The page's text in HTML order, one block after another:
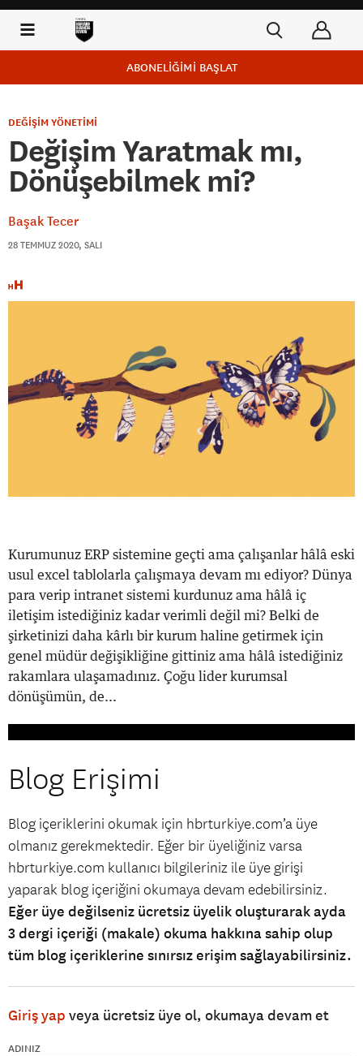
ABONELİĞİMİ BAŞLAT
DEĞİŞİM YÖNETİMİ
Değişim Yaratmak mı,
Dönüşebilmek mi?
Başak Tecer
28 TEMMUZ 2020, SALI
Kurumunuz ERP sistemine geçti ama çalışanlar hâlâ eski
usul excel tablolarla çalışmaya devam mı ediyor? Dünya
para verip intranet sistemi kurdunuz ama hâlâ iç
iletişim istediğiniz kadar verimli değil mi? Belki de
şirketinizi daha kârlı bir kurum haline getirmek için
genel müdür değişikliğine gittiniz ama hâlâ istediğiniz
rakamlara ulaşamadınız. Çoğu lider kurumsal
dönüşümün, de...
Blog Erişimi
Blog içeriklerini okumak için hbrturkiye.com’a üye
olmanız gerekmektedir. Eğer bir üyeliğiniz varsa
hbrturkiye.com kullanıcı bilgileriniz ile üye girişi
yaparak blog içeriğini okumaya devam edebilirsiniz.
Eğer üye değilseniz ücretsiz üyelik oluşturarak ayda
3 dergi içeriği (makale) okuma hakkına sahip olup
tüm blog içeriklerine sınırsız erişim sağlayabilirsiniz.
Giriş yap veya ücretsiz üye ol, okumaya devam et
ADINIZ